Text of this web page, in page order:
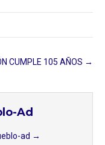
CUMPLE 105 AÑOS →
Ad
ad →